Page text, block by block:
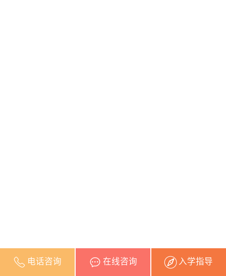
电话咨询 在线咨询 入学指导